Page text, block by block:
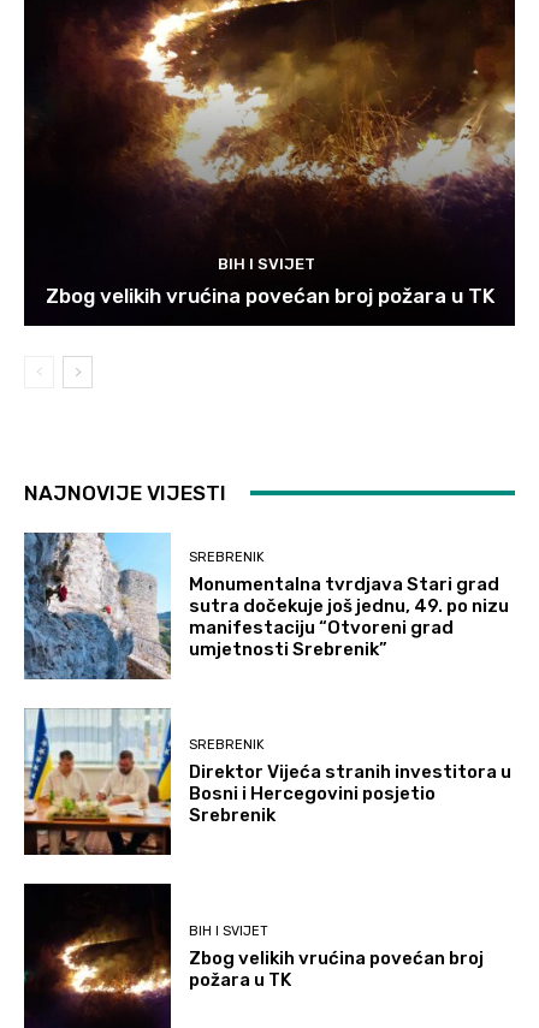
BIH I SVIJET
Zbog velikih vrućina povećan broj požara u TK
NAJNOVIJE VIJESTI
SREBRENIK
Monumentalna tvrdjava Stari grad
sutra dočekuje još jednu, 49. po nizu
manifestaciju “Otvoreni grad
umjetnosti Srebrenik”
SREBRENIK
Direktor Vijeća stranih investitora u
Bosni i Hercegovini posjetio
Srebrenik
BIH I SVIJET
Zbog velikih vrućina povećan broj
požara u TK